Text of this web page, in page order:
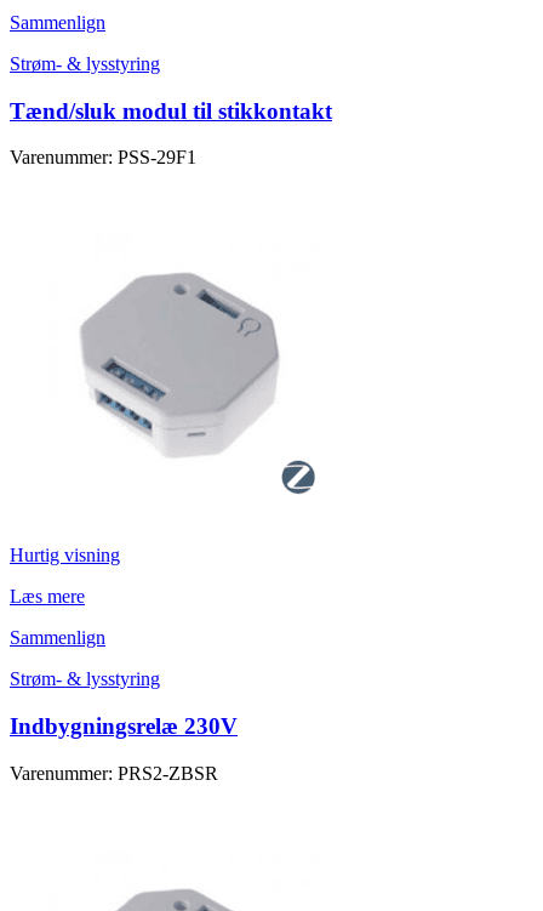
Sammenlign
Strøm- & lysstyring
Tænd/sluk modul til stikkontakt
Varenummer: PSS-29F1
Hurtig visning
Læs mere
Sammenlign
Strøm- & lysstyring
Indbygningsrelæ 230V
Varenummer: PRS2-ZBSR